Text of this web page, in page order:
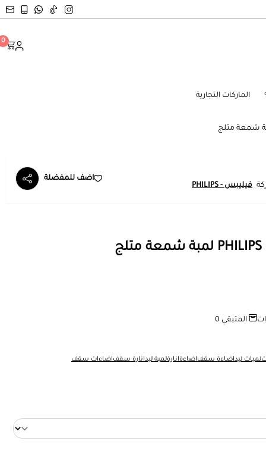
0
الماركات التجارية
فيليبس - PHILIPS
اضف للمفضلة
المتبقي 0
لمبات ليداضاءة سقفاضاءةانارةلمبة ليدانارة سقفاضاءات سقف